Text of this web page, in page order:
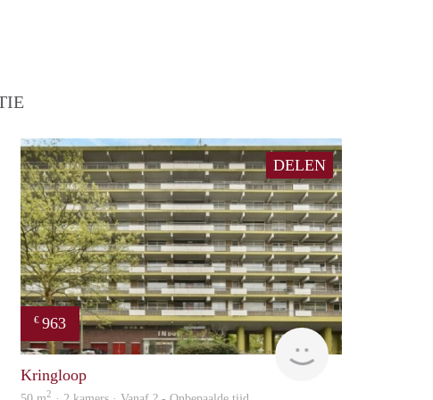
DELEN
€ 963
finder
Kringloop
2